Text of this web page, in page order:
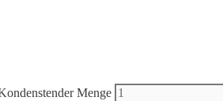
Menge